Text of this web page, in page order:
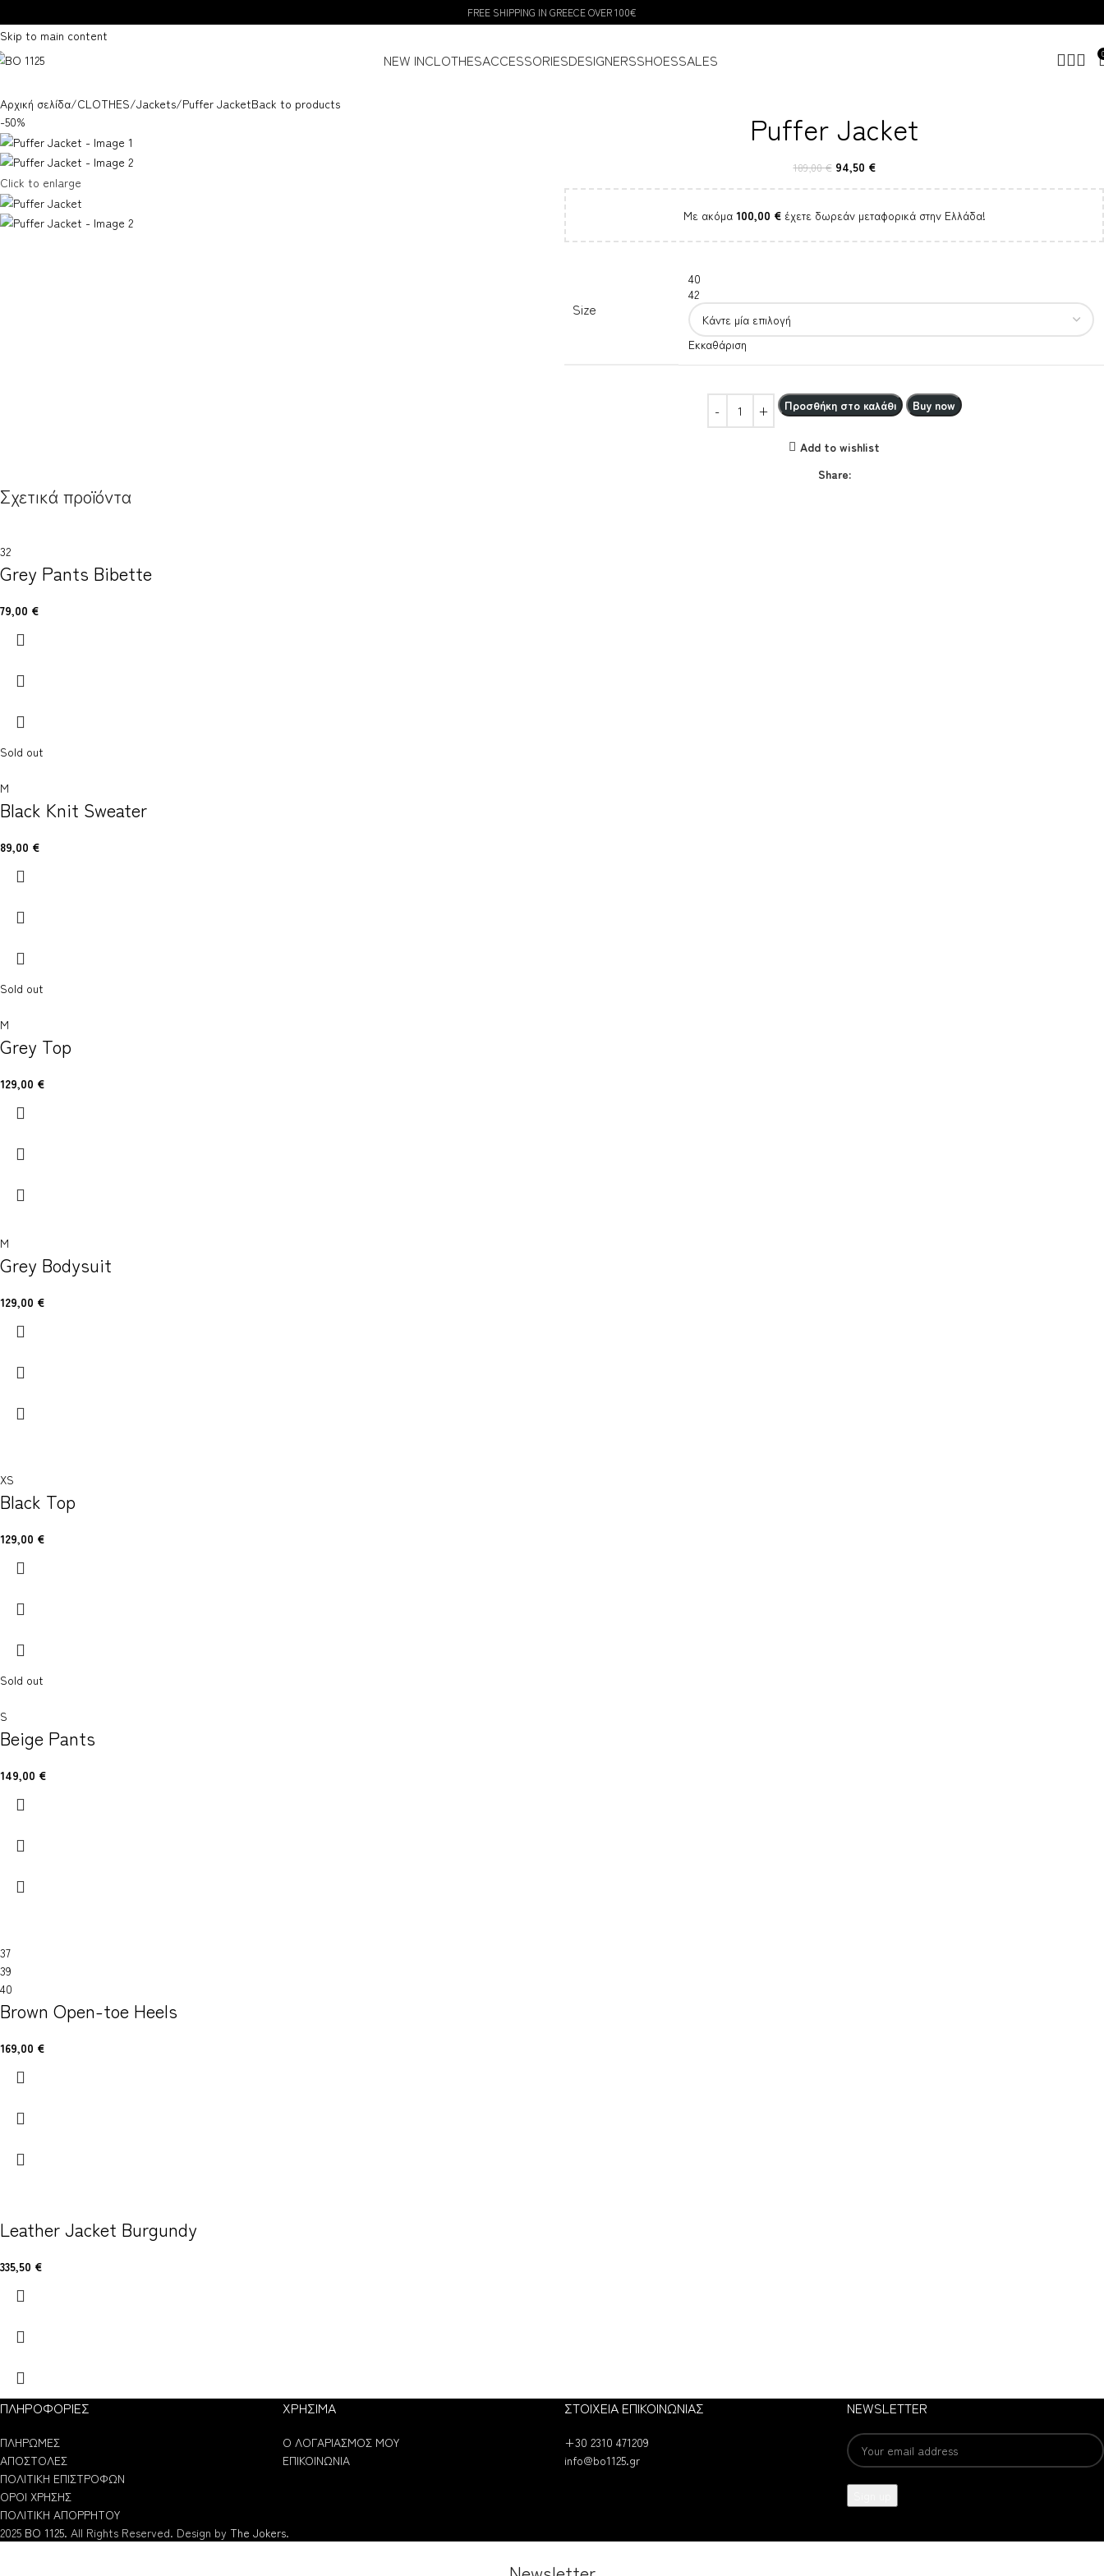
Skip to main content
FREE SHIPPING IN GREECE OVER 100€
NEW INCLOTHESACCESSORIESDESIGNERSSHOESSALES 0
Αρχική σελίδα CLOTHES Jackets Puffer JacketBack to products
-50%
Click to enlarge
Puffer Jacket
189,00€ 94,50 €
Με ακόμα 100,00 €έχετε δωρεάν μεταφορικά στην Ελλάδα!
Size
40
42
Εκκαθάριση
Προσθήκη στο καλάθι Buy now
Add to wishlist
Share:
Σχετικά προϊόντα
32
Grey Pants Bibette
79,00 €
Sold out
M
Black Knit Sweater
89,00 €
Sold out
M
Grey Top
129,00 €
M
Grey Bodysuit
129,00 €
XS
Black Top
129,00 €
Sold out
S
Beige Pants
149,00 €
37
39
40
Brown Open-toe Heels
169,00 €
Leather Jacket Burgundy
335,50 €
ΠΛΗΡΟΦΟΡΙΕΣ
ΠΛΗΡΩΜΕΣ
ΑΠΟΣΤΟΛΕΣ
ΠΟΛΙΤΙΚΗ ΕΠΙΣΤΡΟΦΩΝ
ΟΡΟΙ ΧΡΗΣΗΣ
ΠΟΛΙΤΙΚΗ ΑΠΟΡΡΗΤΟΥ
ΧΡΗΣΙΜΑ
Ο ΛΟΓΑΡΙΑΣΜΟΣ ΜΟΥ
ΕΠΙΚΟΙΝΩΝΙΑ
ΣΤΟΙΧΕΙΑ ΕΠΙΚΟΙΝΩΝΙΑΣ
+30 2310 471209
info@bo1125.gr
NEWSLETTER
2025 BO 1125. All Rights Reserved. Design by The Jokers.